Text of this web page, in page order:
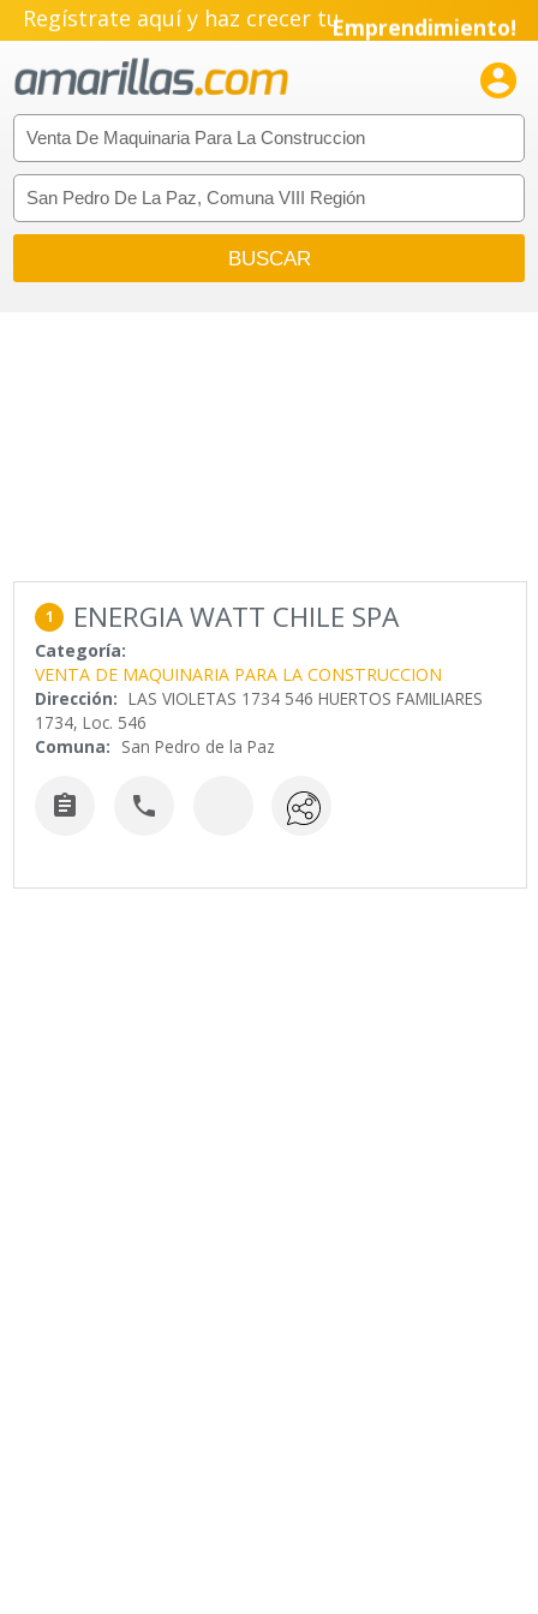
Regístrate aquí y haz crecer tuEmprendimiento!

1 ENERGIA WATT CHILE SPA
Categoría:
VENTA DE MAQUINARIA PARA LA CONSTRUCCION
Dirección: LAS VIOLETAS 1734 546 HUERTOS FAMILIARES
1734, Loc. 546
Comuna: San Pedro de la Paz
 